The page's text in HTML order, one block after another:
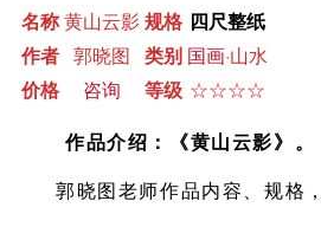
名称黄山云影规格 四尺整纸
作者 郭晓图 类别 国画·山水
价格
咨询 等级 ☆☆☆☆
作品介绍：《黄山云影》 。
郭晓图老师作品内容、规格